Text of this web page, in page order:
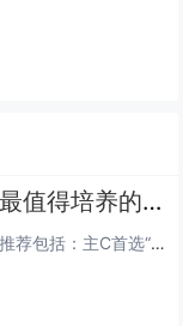
鸣潮最强共鸣者推荐，新手前期最值得培养的角色
在《鸣潮》中，新手前期最值得培养的共鸣者推荐包括：主C首选“焰心”莉亚，拥有高爆发火元素伤害，技能连贯易上手；副C推荐“...